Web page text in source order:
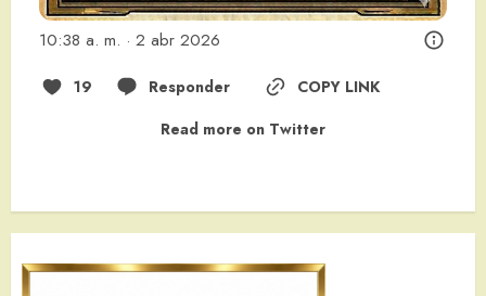
10:38 a. m. · 2 abr 2026
19 Responder
COPY LINK
Read more on Twitter